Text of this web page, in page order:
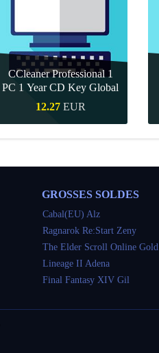
CCleaner Professional 1
PC 1 Year CD Key Global
12.27 EUR
Achat rapide
GROSSES SOLDES
Cabal(EU) Alz
Ragnarok Re:Start Zeny
The Elder Scroll Online Gold
Lineage II Adena
Final Fantasy XIV Gil